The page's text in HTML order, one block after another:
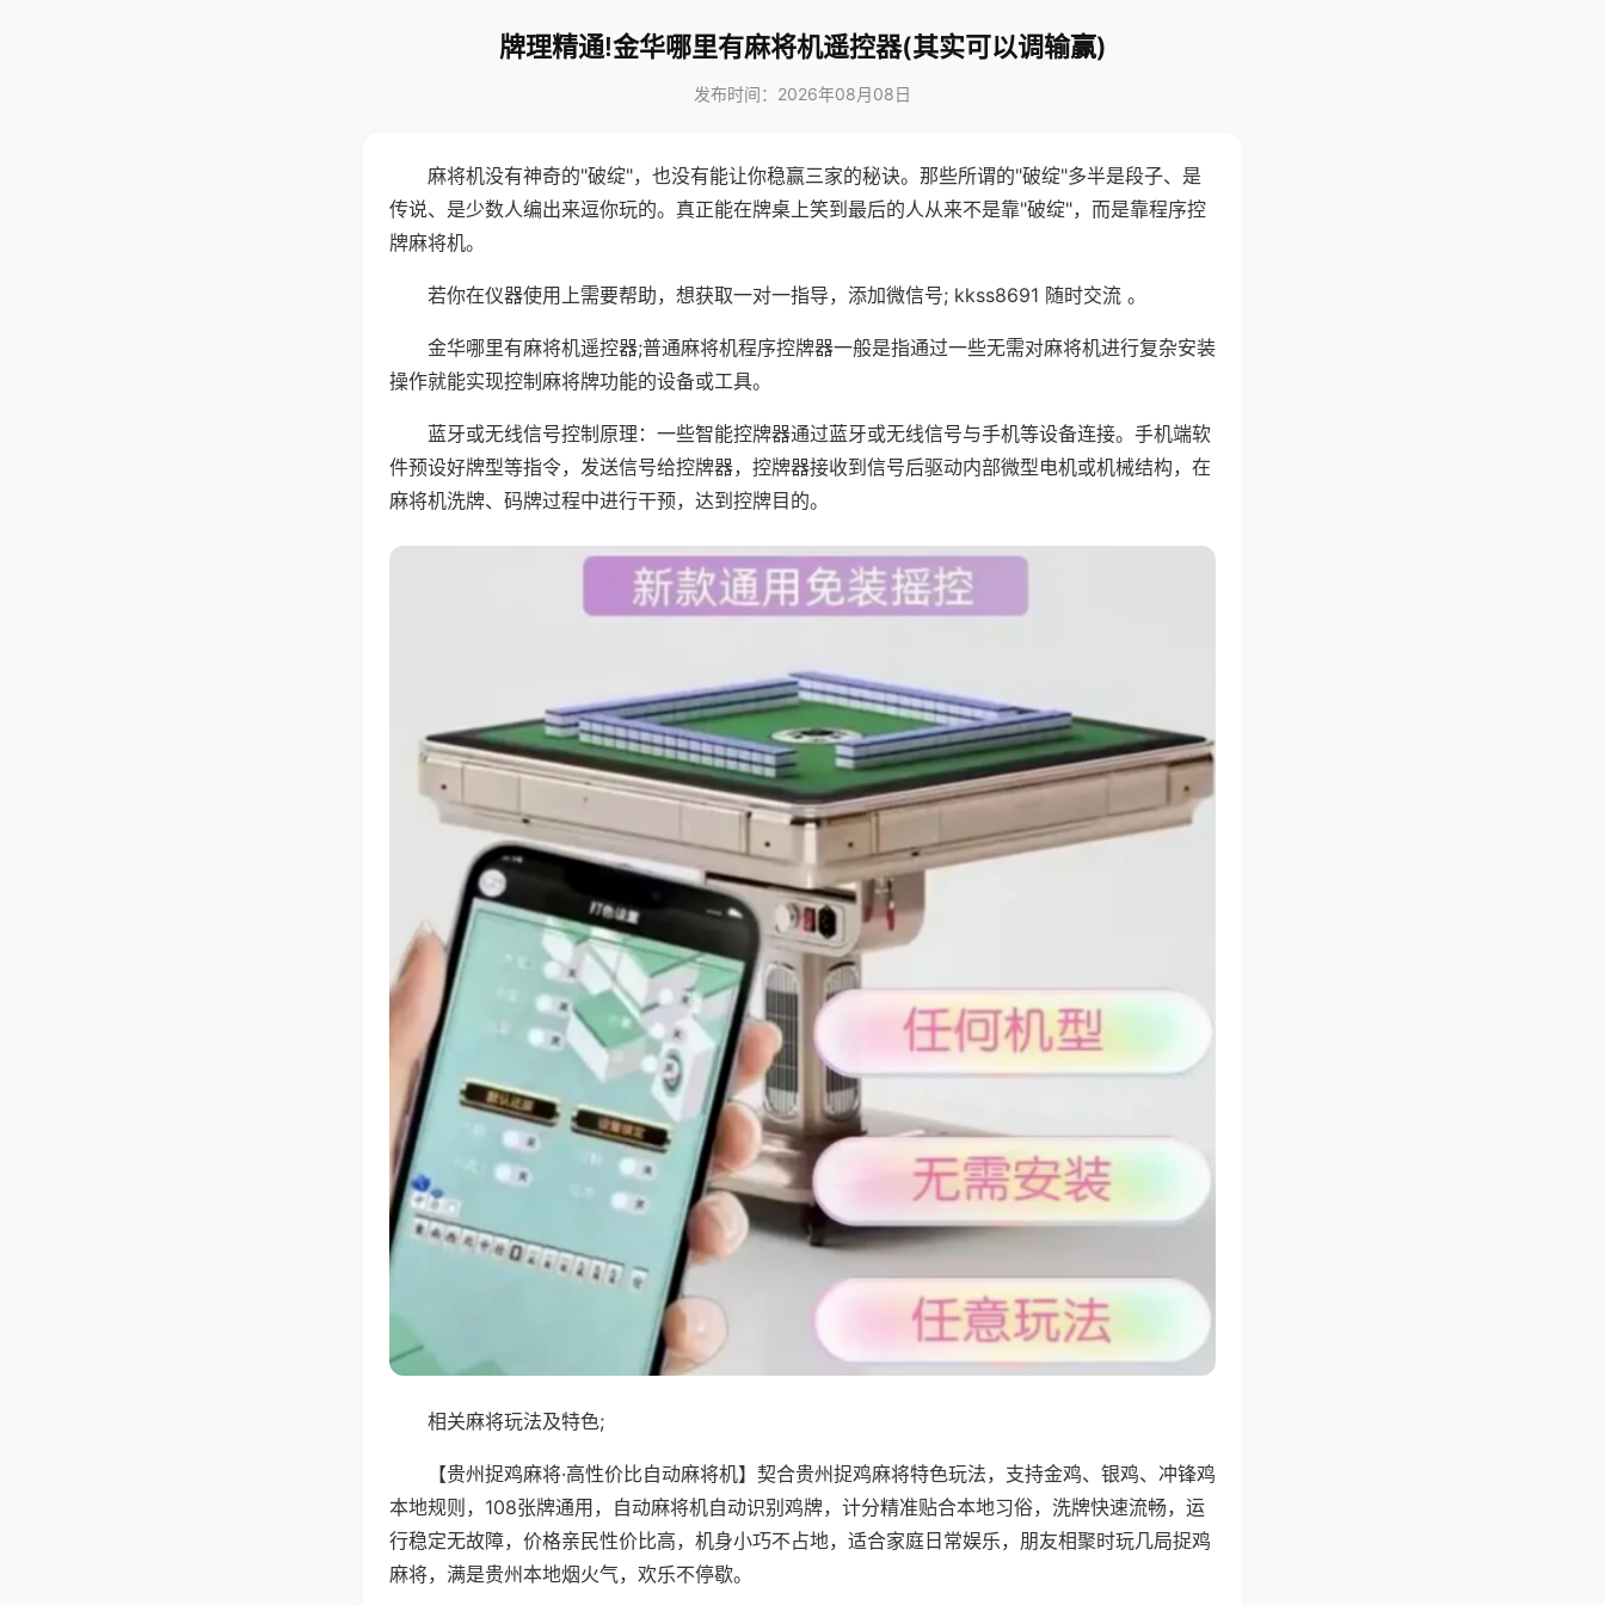
牌理精通!金华哪里有麻将机遥控器(其实可以调输赢)
发布时间：2026年08月08日
麻将机没有神奇的"破绽"，也没有能让你稳赢三家的秘诀。那些所谓的"破绽"多半是段子、是
传说、是少数人编出来逗你玩的。真正能在牌桌上笑到最后的人从来不是靠"破绽"，而是靠程序控
牌麻将机。
若你在仪器使用上需要帮助，想获取一对一指导，添加微信号; kkss8691 随时交流 。
金华哪里有麻将机遥控器;普通麻将机程序控牌器一般是指通过一些无需对麻将机进行复杂安装
操作就能实现控制麻将牌功能的设备或工具。
蓝牙或无线信号控制原理：一些智能控牌器通过蓝牙或无线信号与手机等设备连接。手机端软
件预设好牌型等指令，发送信号给控牌器，控牌器接收到信号后驱动内部微型电机或机械结构，在
麻将机洗牌、码牌过程中进行干预，达到控牌目的。
相关麻将玩法及特色;
【贵州捉鸡麻将·高性价比自动麻将机】契合贵州捉鸡麻将特色玩法，支持金鸡、银鸡、冲锋鸡
本地规则，108张牌通用，自动麻将机自动识别鸡牌，计分精准贴合本地习俗，洗牌快速流畅，运
行稳定无故障，价格亲民性价比高，机身小巧不占地，适合家庭日常娱乐，朋友相聚时玩几局捉鸡
麻将，满是贵州本地烟火气，欢乐不停歇。